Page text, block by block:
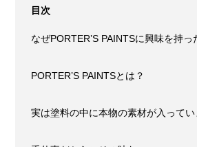
目次
なぜPORTER’S PAINTSに興味を持
PORTER’S PAINTSとは？
実は塗料の中に本物の素材が入ってい